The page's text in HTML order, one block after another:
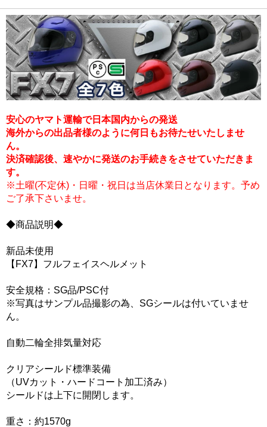
安心のヤマト運輸で日本国内からの発送
海外からの出品者様のように何日もお待たせいたしませ
ん。
決済確認後、速やかに発送のお手続きをさせていただきま
す。
※土曜(不定休)・日曜・祝日は当店休業日となります。予め
ご了承下さいませ。
◆商品説明◆
新品未使用
【FX7】フルフェイスヘルメット
安全規格：SG品/PSC付
※写真はサンプル品撮影の為、SGシールは付いていませ
ん。
自動二輪全排気量対応
クリアシールド標準装備
（UVカット・ハードコート加工済み）
シールドは上下に開閉します。
重さ：約1570g